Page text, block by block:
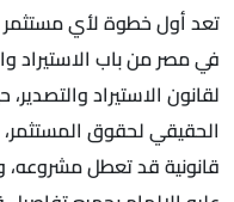
تعد أول خطوة لأي مستثمر
في مصر من باب الاستيراد
لقانون الاستيراد
الحقيقي لحقوق
قانونية قد تعطل